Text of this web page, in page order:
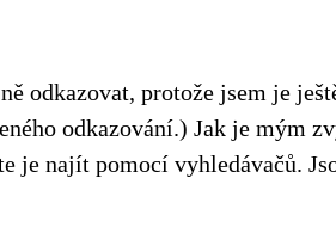
odkazovat, protože jsem je
odkazování.) Jak je mým
je najít pomocí vyhledávačů.